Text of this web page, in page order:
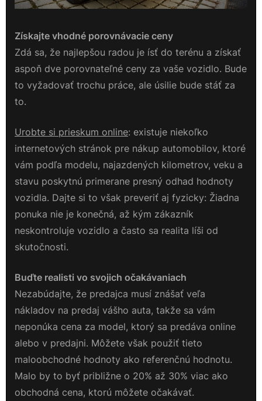
Získajte vhodné porovnávacie ceny
Zdá sa, že najlepšou radou je ísť do terénu a získať
aspoň dve porovnateľné ceny za vaše vozidlo. Bude
to vyžadovať trochu práce, ale úsilie bude stáť za
to.
Urobte si prieskum online: existuje niekoľko
internetových stránok pre nákup automobilov, ktoré
vám podľa modelu, najazdených kilometrov, veku a
stavu poskytnú primerane presný odhad hodnoty
vozidla. Dajte si to však preveriť aj fyzicky: Žiadna
ponuka nie je konečná, až kým zákazník
neskontroluje vozidlo a často sa realita líši od
skutočnosti.
Buďte realisti vo svojich očakávaniach
Nezabúdajte, že predajca musí znášať veľa
nákladov na predaj vášho auta, takže sa vám
neponúka cena za model, ktorý sa predáva online
alebo v predajni. Môžete však použiť tieto
maloobchodné hodnoty ako referenčnú hodnotu.
Malo by to byť približne o 20% až 30% viac ako
obchodná cena, ktorú môžete očakávať.